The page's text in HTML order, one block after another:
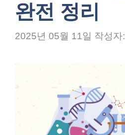
완전 정리
2025년 05월 11일 작성자: